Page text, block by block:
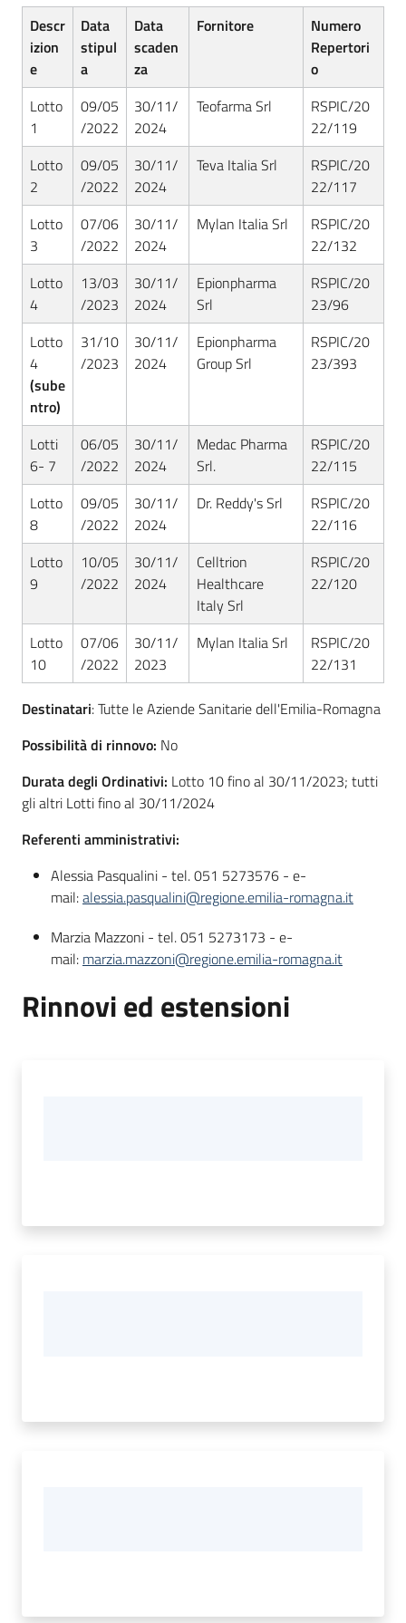
Seguici
su
Descr
izion
e
Data
stipul
a
Data
scaden
za
Fornitore
Numero
Repertori
o
Lotto
1
09/05
/2022
30/11/
2024
Teofarma Srl
RSPIC/20
22/119
Lotto
2
09/05
/2022
30/11/
2024
Teva Italia Srl
RSPIC/20
22/117
Lotto
3
07/06
/2022
30/11/
2024
Mylan Italia Srl
RSPIC/20
22/132
Lotto
4
13/03
/2023
30/11/
2024
Epionpharma
Srl
RSPIC/20
23/96
Lotto
4
(sube
ntro)
31/10
/2023
30/11/
2024
Epionpharma
Group Srl
RSPIC/20
23/393
Lotti
6- 7
06/05
/2022
30/11/
2024
Medac Pharma
Srl.
RSPIC/20
22/115
Lotto
8
09/05
/2022
30/11/
2024
Dr. Reddy's Srl
RSPIC/20
22/116
Lotto
9
10/05
/2022
30/11/
2024
Celltrion
Healthcare
Italy Srl
RSPIC/20
22/120
Lotto
10
07/06
/2022
30/11/
2023
Mylan Italia Srl
RSPIC/20
22/131
Destinatari: Tutte le Aziende Sanitarie dell'Emilia-Romagna
Possibilità di rinnovo: No
Durata degli Ordinativi: Lotto 10 fino al 30/11/2023; tutti
gli altri Lotti fino al 30/11/2024
Referenti amministrativi:
Alessia Pasqualini - tel. 051 5273576 - e-
mail:alessia.pasqualini@regione.emilia-romagna.it
Marzia Mazzoni - tel. 051 5273173 - e-
mail: marzia.mazzoni@regione.emilia-romagna.it
Rinnovi ed estensioni